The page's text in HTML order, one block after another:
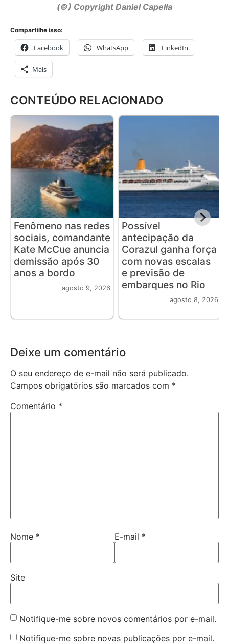
(©) Copyright Daniel Capella
Compartilhe isso:
Facebook WhatsApp LinkedIn
Mais
CONTEÚDO RELACIONADO
Fenômeno nas redes
sociais, comandante
Kate McCue anuncia
demissão após 30
anos a bordo
agosto 9, 2026
Possível
antecipação da
Corazul ganha força
com novas escalas
e previsão de
embarques no Rio
agosto 8, 2026
Deixe um comentário
O seu endereço de e-mail não será publicado.
Campos obrigatórios são marcados com *
Comentário *
Nome * E-mail *
Site
Notifique-me sobre novos comentários por e-mail.
Notifique-me sobre novas publicações por e-mail.